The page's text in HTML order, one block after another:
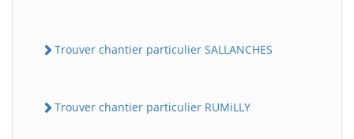
Trouver chantier particulier SALLANCHES
Trouver chantier particulier RUMiLLY